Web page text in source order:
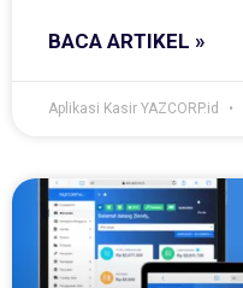
BACA ARTIKEL »
Aplikasi Kasir YAZCORP.id